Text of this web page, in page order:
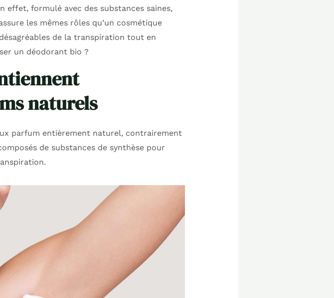
effet, formulé avec des substances saines,
les mêmes rôles qu’un cosmétique
de la transpiration tout en
un déodorant bio ?
naturels
parfum entièrement naturel, contrairement
de substances de synthèse pour